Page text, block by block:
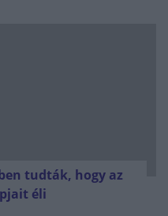
tudták, hogy az
éli